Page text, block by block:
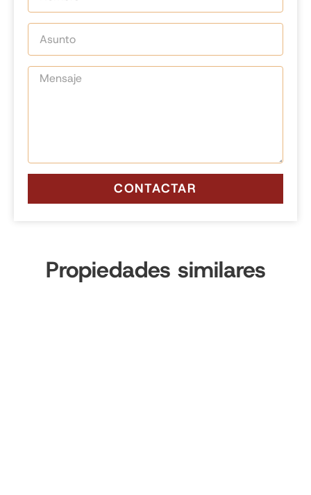
CONTACTAR
Propiedades similares